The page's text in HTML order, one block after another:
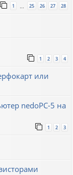
1 25 26 27 28
1 2 3 4
или
nedoPC-5 на
1 2 3